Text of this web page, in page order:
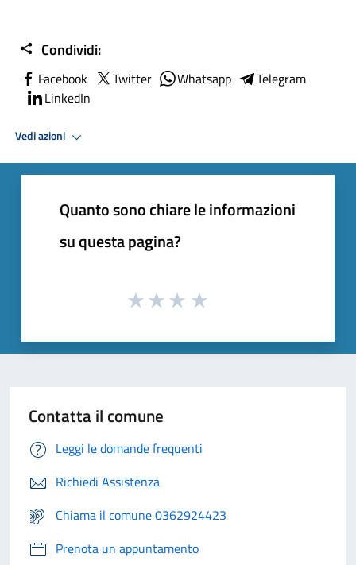
Condividi:
Facebook Twitter Whatsapp
Telegram
LinkedIn
Vedi azioni
Quanto sono chiare le informazioni
su questa pagina?
Contatta il comune
Leggi le domande frequenti
Richiedi Assistenza
Chiama il comune 0362924423
Prenota un appuntamento